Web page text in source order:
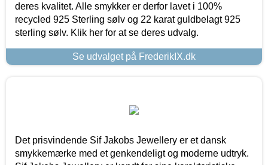
deres kvalitet. Alle smykker er derfor lavet i 100%
recycled 925 Sterling sølv og 22 karat guldbelagt 925
sterling sølv. Klik her for at se deres udvalg.
Se udvalget på FrederikIX.dk
Det prisvindende Sif Jakobs Jewellery er et dansk
smykkemærke med et genkendeligt og moderne udtryk.